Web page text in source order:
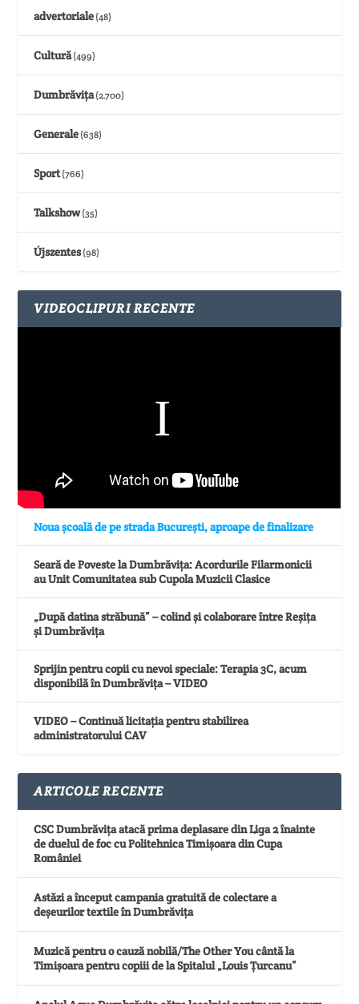
advertoriale (48)
Cultură(499)
Dumbrăvița(2.700)
Generale (638)
Sport(766)
Talkshow(35)
Újszentes(98)
VIDEOCLIPURI RECENTE
Noua școală de pe strada București, aproape de finalizare
Seară de Poveste la Dumbrăvița: Acordurile Filarmonicii
au Unit Comunitatea sub Cupola Muzicii Clasice
„După datina străbună” – colind și colaborare între Reșița
și Dumbrăvița
Sprijin pentru copii cu nevoi speciale: Terapia 3C, acum
disponibilă în Dumbrăvița – VIDEO
VIDEO – Continuă licitația pentru stabilirea
administratorului CAV
ARTICOLE RECENTE
CSC Dumbrăvița atacă prima deplasare din Liga 2 înainte
de duelul de foc cu Politehnica Timișoara din Cupa
României
Astăzi a început campania gratuită de colectare a
deșeurilor textile în Dumbrăvița
Muzică pentru o cauză nobilă/The Other You cântă la
Timișoara pentru copiii de la Spitalul „Louis Țurcanu”